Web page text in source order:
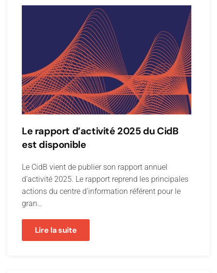
Le rapport d’activité 2025 du CidB
est disponible
Le CidB vient de publier son rapport annuel
d'activité 2025. Le rapport reprend les principales
actions du centre d'information référent pour le
gran…
Lire la suite